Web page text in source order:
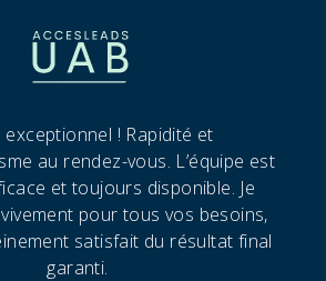
exceptionnel ! Rapidité et
au rendez-vous. L’équipe est
et toujours disponible. Je
pour tous vos besoins,
satisfait du résultat final
garanti.